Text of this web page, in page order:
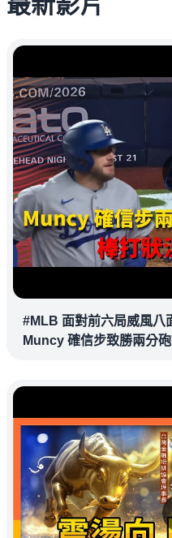
#MLB 面對前六局威風八
Muncy 確信步致勝兩分